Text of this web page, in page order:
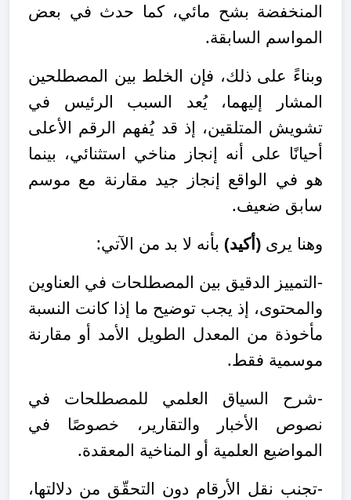
المنخفضة بشح مائي، كما حدث في بعض
المواسم السابقة.
وبناءً على ذلك، فإن الخلط بين المصطلحين
المشار إليهما، يُعد السبب الرئيس في
تشويش المتلقين، إذ قد يُفهم الرقم الأعلى
أحيانًا على أنه إنجاز مناخي استثنائي، بينما
هو في الواقع إنجاز جيد مقارنة مع موسم
سابق ضعيف.
وهنا يرى (أكيد) بأنه لا بد من الآتي:
-التمييز الدقيق بين المصطلحات في العناوين
والمحتوى، إذ يجب توضيح ما إذا كانت النسبة
مأخوذة من المعدل الطويل الأمد أو مقارنة
موسمية فقط.
-شرح السياق العلمي للمصطلحات في
نصوص الأخبار والتقارير، خصوصًا في
المواضيع العلمية أو المناخية المعقدة.
-تجنب نقل الأرقام دون التحقّق من دلالتها،